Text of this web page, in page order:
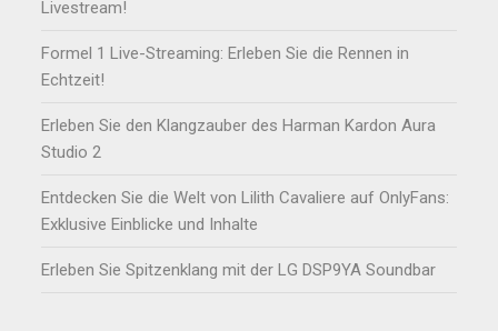
Livestream!
Formel 1 Live-Streaming: Erleben Sie die Rennen in
Echtzeit!
Erleben Sie den Klangzauber des Harman Kardon Aura
Studio 2
Entdecken Sie die Welt von Lilith Cavaliere auf OnlyFans:
Exklusive Einblicke und Inhalte
Erleben Sie Spitzenklang mit der LG DSP9YA Soundbar